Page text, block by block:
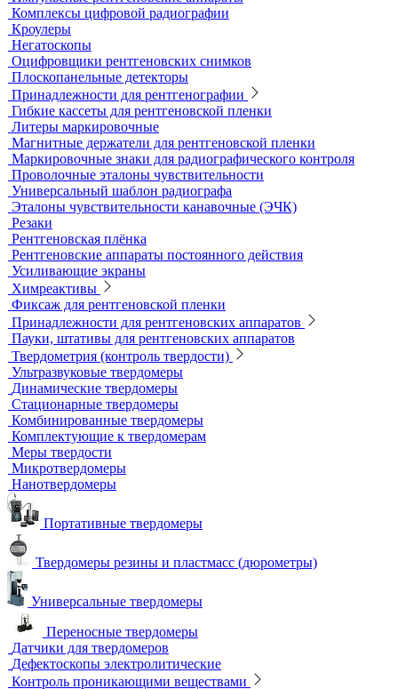
Радиационный контроль
Проявочные машины для рентгеновской пленки
Денситометры
Дозиметры
Импульсные рентгеновские аппараты
Комплексы цифровой радиографии
Кроулеры
Негатоскопы
Оцифровщики рентгеновских снимков
Плоскопанельные детекторы
Принадлежности для рентгенографии
Гибкие кассеты для рентгеновской пленки
Литеры маркировочные
Магнитные держатели для рентгеновской пленки
Маркировочные знаки для радиографического контроля
Проволочные эталоны чувствительности
Универсальный шаблон радиографа
Эталоны чувствительности канавочные (ЭЧК)
Резаки
Рентгеновская плёнка
Рентгеновские аппараты постоянного действия
Усиливающие экраны
Химреактивы
Фиксаж для рентгеновской пленки
Принадлежности для рентгеновских аппаратов
Пауки, штативы для рентгеновских аппаратов
Твердометрия (контроль твердости)
Ультразвуковые твердомеры
Динамические твердомеры
Стационарные твердомеры
Комбинированные твердомеры
Комплектующие к твердомерам
Меры твердости
Микротвердомеры
Нанотвердомеры
Портативные твердомеры
Твердомеры резины и пластмасс (дюрометры)
Универсальные твердомеры